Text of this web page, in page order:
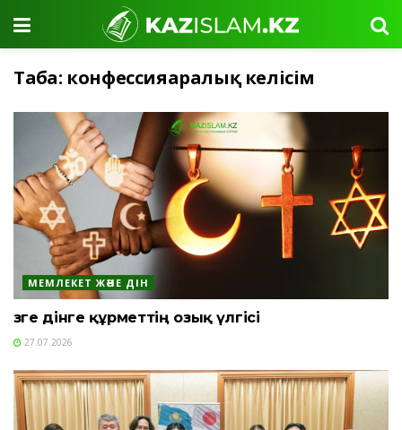
Таңба: конфессияаралық келісім
МЕМЛЕКЕТ ЖӘНЕ ДІН
Өзге дінге құрметтің озық үлгісі
27.07.2026